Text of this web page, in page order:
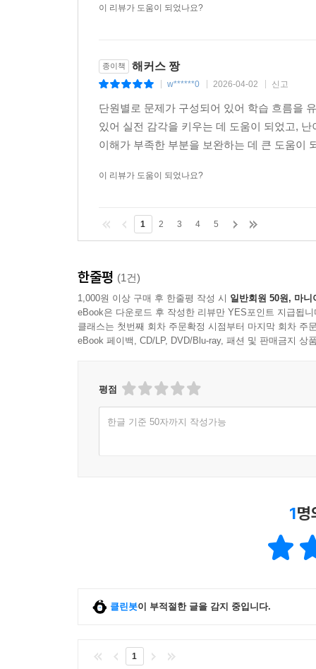
이 리뷰가 도움이 되었나요?
종이책 해커스 짱
w******0 2026-04-02 신고
단원별로 문제가 구성되어 있어 학습 흐름을
있어 실전 감각을 키우는 데 도움이 되었고,
이해가 부족한 부분을 보완하는 데 큰 도움이
이 리뷰가 도움이 되었나요?
1 2 3 4 5
한줄평 (1건)
1,000원 이상 구매 후 한줄평 작성 시 일반회원 50원, 마니
eBook은 다운로드 후 작성한 리뷰만 YES포인트 지급됩니
클래스는 첫번째 회차 주문확정 시점부터 마지막 회차 주
eBook 페이백, CD/LP, DVD/Blu-ray, 패션 및 판매금지 상
평점
한글 기준 50자까지 작성가능
1명
클린봇이 부적절한 글을 감지 중입니다.
1